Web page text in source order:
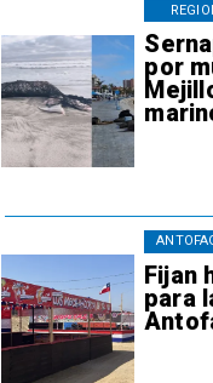
por
Fijan
para